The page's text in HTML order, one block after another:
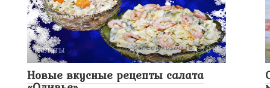
салаты 0
Новые вкусные рецепты салата